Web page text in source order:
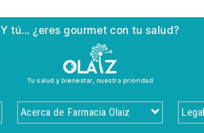
Y tú... ¿eres gourmet con tu salud?
Tu salud y bienestar, nuestra prioridad
Acerca de Farmacia Olaiz